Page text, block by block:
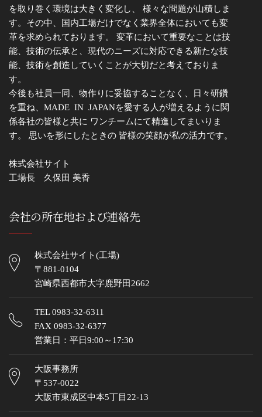
を取り巻く環境は大きく変化し、 様々な問題が山積しま
す。その中、国内工場だけでなく業界全体においても変
革を求められております。 変革において重要なことは技
能、技術の伝承と、現代のニーズに対応できる新たな技
能、技術を創造していくことが大切だと考えておりま
す。
今後も社員一同、物作りに妥協することなく、日々研鑽
を重ね、MADE IN JAPANを愛する人が増えるように関
係各社の皆様と共に ワンチームにて精進してまいりま
す。 思いを形にしたときの 皆様の笑顔が私の活力です。
株式会社サイト
工場長 久保田 美香
会社の所在地および連絡先
株式会社サイト(工場)
〒881-0104
宮崎県西都市大字鹿野田2662
TEL0983-32-6311
FAX 0983-32-6377
営業日：平日9:00～17:30
大阪事務所
〒537-0022
大阪市東成区中本5丁目22-13